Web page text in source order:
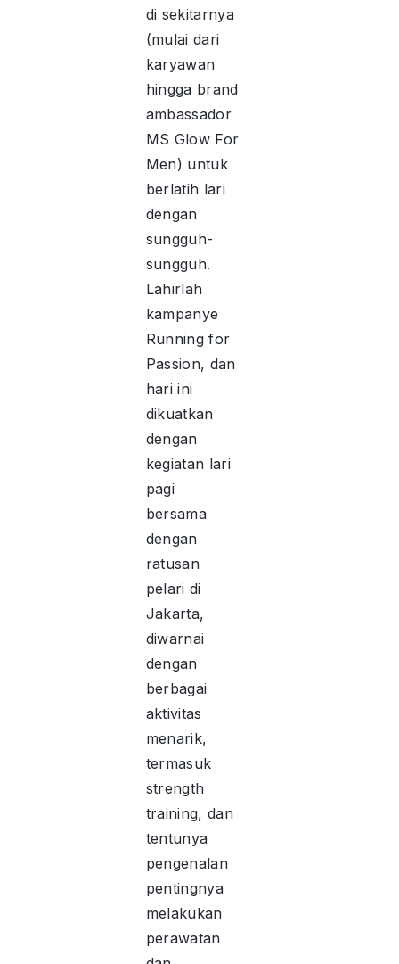
di sekitarnya
(mulai dari
karyawan
hingga brand
ambassador
MS Glow For
Men) untuk
berlatih lari
dengan
sungguh-
sungguh.
Lahirlah
kampanye
Running for
Passion, dan
hari ini
dikuatkan
dengan
kegiatan lari
pagi
bersama
dengan
ratusan
pelari di
Jakarta,
diwarnai
dengan
berbagai
aktivitas
menarik,
termasuk
strength
training, dan
tentunya
pengenalan
pentingnya
melakukan
perawatan